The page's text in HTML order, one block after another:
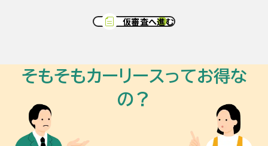
仮審査へ進む
そもそもカーリースってお得な
の？